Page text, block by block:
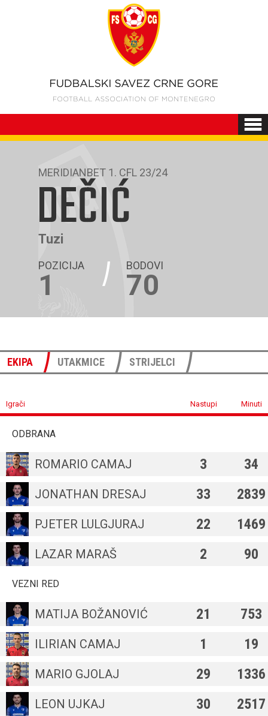
MERIDIANBET 1. CFL 23/24
DEČIĆ
Tuzi
POZICIJA
1
BODOVI
70
EKIPA UTAKMICE STRIJELCI
Igrači Nastupi Minuti
ODBRANA
ROMARIO CAMAJ 3 34
JONATHAN DRESAJ 33 2839
PJETER LULGJURAJ 22 1469
LAZAR MARAŠ 2 90
VEZNI RED
MATIJA BOŽANOVIĆ 21 753
ILIRIAN CAMAJ 1 19
MARIO GJOLAJ 29 1336
LEON UJKAJ 30 2517